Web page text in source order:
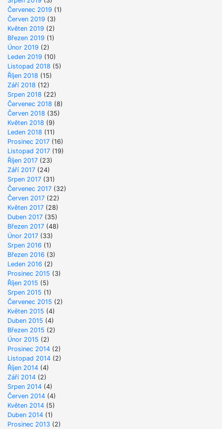
Červenec 2019 (1)
Červen 2019 (3)
Květen 2019 (2)
Březen 2019 (1)
Únor 2019 (2)
Leden 2019 (10)
Listopad 2018 (5)
Říjen 2018 (15)
Září 2018 (12)
Srpen 2018 (22)
Červenec 2018 (8)
Červen 2018 (35)
Květen 2018 (9)
Leden 2018 (11)
Prosinec 2017 (16)
Listopad 2017 (19)
Říjen 2017 (23)
Září 2017 (24)
Srpen 2017 (31)
Červenec 2017 (32)
Červen 2017 (22)
Květen 2017 (28)
Duben 2017 (35)
Březen 2017 (48)
Únor 2017 (33)
Srpen 2016 (1)
Březen 2016 (3)
Leden 2016 (2)
Prosinec 2015 (3)
Říjen 2015 (5)
Srpen 2015 (1)
Červenec 2015 (2)
Květen 2015 (4)
Duben 2015 (4)
Březen 2015 (2)
Únor 2015 (2)
Prosinec 2014 (2)
Listopad 2014 (2)
Říjen 2014 (4)
Září 2014 (2)
Srpen 2014 (4)
Červen 2014 (4)
Květen 2014 (5)
Duben 2014 (1)
Prosinec 2013 (2)